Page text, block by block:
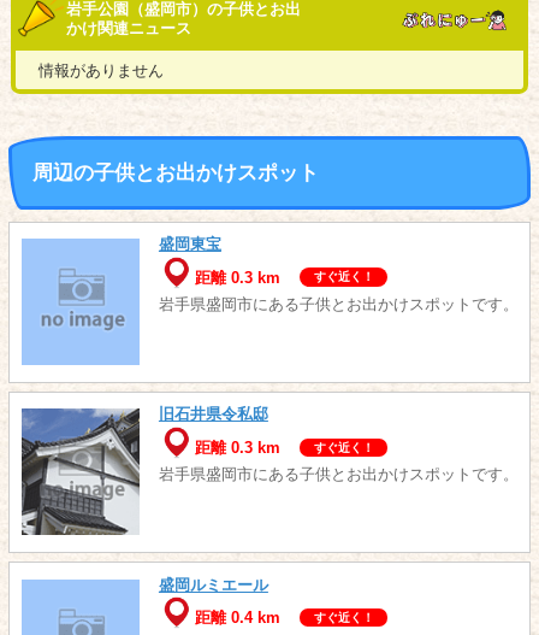
岩手公園（盛岡市）の子供とお出
かけ関連ニュース
情報がありません
周辺の子供とお出かけスポット
盛岡東宝
距離 0.3 km
すぐ近く！
岩手県盛岡市にある子供とお出かけスポットです。
旧石井県令私邸
距離 0.3 km
すぐ近く！
岩手県盛岡市にある子供とお出かけスポットです。
盛岡ルミエール
距離 0.4 km
すぐ近く！